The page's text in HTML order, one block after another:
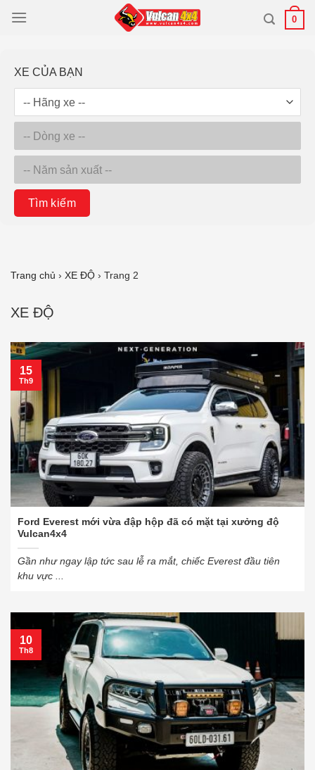
qua
0
XE CỦA BẠN
Tìm kiếm
Trang chủ › XE ĐỘ › Trang 2
XE ĐỘ
Ford Everest mới vừa đập hộp đã có mặt tại xưởng độ
Vulcan4x4
Gần như ngay lập tức sau lễ ra mắt, chiếc Everest đầu tiên
khu vực ...
15
Th9
10
Th8